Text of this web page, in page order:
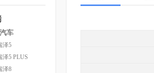
车
泽5
泽5 PLUS
泽8